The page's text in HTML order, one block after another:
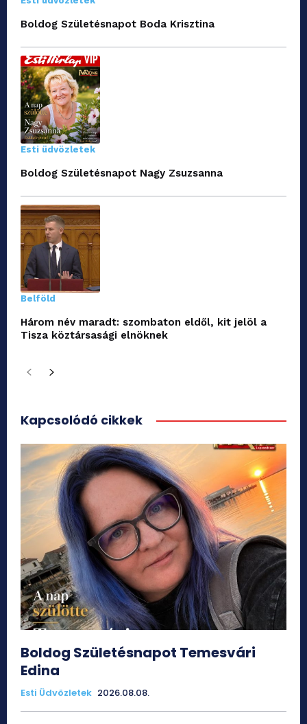
Boldog Születésnapot Boda Krisztina
Esti üdvözletek
Boldog Születésnapot Nagy Zsuzsanna
Belföld
Három név maradt: szombaton eldől, kit jelöl a
Tisza köztársasági elnöknek
Kapcsolódó cikkek
Boldog Születésnapot Temesvári
Edina
Esti Üdvözletek 2026.08.08.